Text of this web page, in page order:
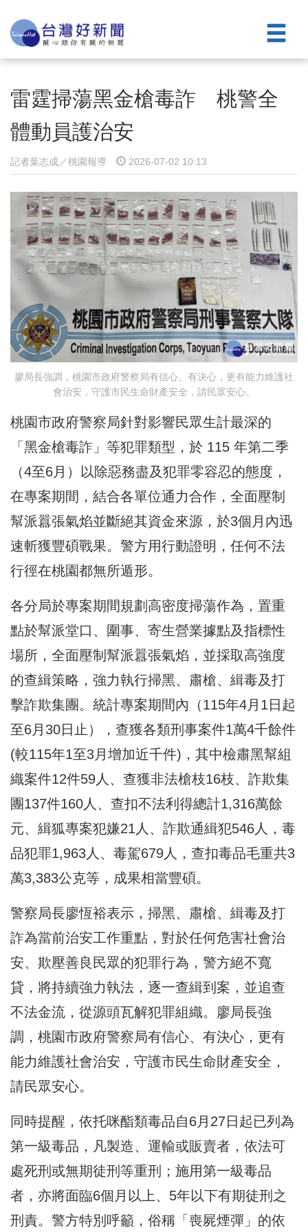
雷霆掃蕩黑金槍毒詐 桃警全
體動員護治安
記者葉志成／桃園報導 2026-07-02 10:13
廖局長強調，桃園市政府警察局有信心、有決心，更有能力維護社
會治安，守護市民生命財產安全，請民眾安心。
桃園市政府警察局針對影響民眾生計最深的
「黑金槍毒詐」等犯罪類型，於 115 年第二季
（4至6月）以除惡務盡及犯罪零容忍的態度，
在專案期間，結合各單位通力合作，全面壓制
幫派囂張氣焰並斷絕其資金來源，於3個月內迅
速斬獲豐碩戰果。警方用行動證明，任何不法
行徑在桃園都無所遁形。
各分局於專案期間規劃高密度掃蕩作為，置重
點於幫派堂口、圍事、寄生營業據點及指標性
場所，全面壓制幫派囂張氣焰，並採取高強度
的查緝策略，強力執行掃黑、肅槍、緝毒及打
擊詐欺集團。統計專案期間內（115年4月1日起
至6月30日止），查獲各類刑事案件1萬4千餘件
(較115年1至3月增加近千件)，其中檢肅黑幫組
織案件12件59人、查獲非法槍枝16枝、詐欺集
團137件160人、查扣不法利得總計1,316萬餘
元、緝狐專案犯嫌21人、詐欺通緝犯546人，毒
品犯罪1,963人、毒駕679人，查扣毒品毛重共3
萬3,383公克等，成果相當豐碩。
警察局長廖恆裕表示，掃黑、肅槍、緝毒及打
詐為當前治安工作重點，對於任何危害社會治
安、欺壓善良民眾的犯罪行為，警方絕不寬
貸，將持續強力執法，逐一查緝到案，並追查
不法金流，從源頭瓦解犯罪組織。廖局長強
調，桃園市政府警察局有信心、有決心，更有
能力維護社會治安，守護市民生命財產安全，
請民眾安心。
同時提醒，依托咪酯類毒品自6月27日起已列為
第一級毒品，凡製造、運輸或販賣者，依法可
處死刑或無期徒刑等重刑；施用第一級毒品
者，亦將面臨6個月以上、5年以下有期徒刑之
刑責。警方特別呼籲，俗稱「喪屍煙彈」的依